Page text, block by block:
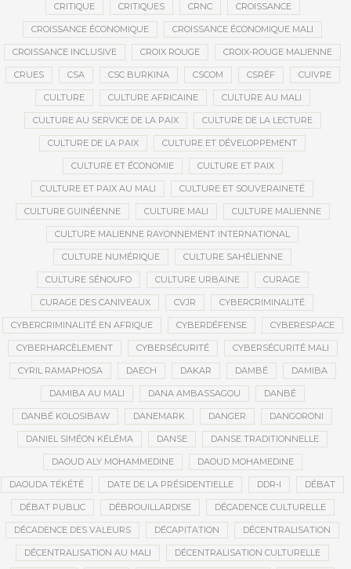
CRITIQUE CRITIQUES CRNC CROISSANCE
CROISSANCE ÉCONOMIQUE CROISSANCE ÉCONOMIQUE MALI
CROISSANCE INCLUSIVE CROIX ROUGE CROIX-ROUGE MALIENNE
CRUES CSA CSC BURKINA CSCOM CSRÉF CUIVRE
CULTURE CULTURE AFRICAINE CULTURE AU MALI
CULTURE AU SERVICE DE LA PAIX CULTURE DE LA LECTURE
CULTURE DE LA PAIX CULTURE ET DÉVELOPPEMENT
CULTURE ET ÉCONOMIE CULTURE ET PAIX
CULTURE ET PAIX AU MALI CULTURE ET SOUVERAINETÉ
CULTURE GUINÉENNE CULTURE MALI CULTURE MALIENNE
CULTURE MALIENNE RAYONNEMENT INTERNATIONAL
CULTURE NUMÉRIQUE CULTURE SAHÉLIENNE
CULTURE SÉNOUFO CULTURE URBAINE CURAGE
CURAGE DES CANIVEAUX CVJR CYBERCRIMINALITÉ
CYBERCRIMINALITÉ EN AFRIQUE CYBERDÉFENSE CYBERESPACE
CYBERHARCÈLEMENT CYBERSÉCURITÉ CYBERSÉCURITÉ MALI
CYRIL RAMAPHOSA DAECH DAKAR DAMBÉ DAMIBA
DAMIBA AU MALI DANA AMBASSAGOU DANBÉ
DANBÉ KOLOSIBAW DANEMARK DANGER DANGORONI
DANIEL SIMÉON KÉLÉMA DANSE DANSE TRADITIONNELLE
DAOUD ALY MOHAMMEDINE DAOUD MOHAMEDINE
DAOUDA TÉKÉTÉ DATE DE LA PRÉSIDENTIELLE DDR-I DÉBAT
DÉBAT PUBLIC DÉBROUILLARDISE DÉCADENCE CULTURELLE
DÉCADENCE DES VALEURS DÉCAPITATION DÉCENTRALISATION
DÉCENTRALISATION AU MALI DÉCENTRALISATION CULTURELLE